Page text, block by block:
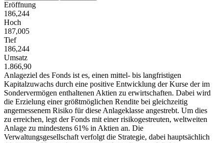
Eröffnung
186,244
Hoch
187,005
Tief
186,244
Umsatz
1.866,90
Anlageziel des Fonds ist es, einen mittel- bis langfristigen
Kapitalzuwachs durch eine positive Entwicklung der Kurse der im
Sondervermögen enthaltenen Aktien zu erwirtschaften. Dabei wird
die Erzielung einer größtmöglichen Rendite bei gleichzeitig
angemessenem Risiko für diese Anlageklasse angestrebt. Um dies
zu erreichen, legt der Fonds mit einer risikogestreuten, weltweiten
Anlage zu mindestens 61% in Aktien an. Die
Verwaltungsgesellschaft verfolgt die Strategie, dabei hauptsächlich